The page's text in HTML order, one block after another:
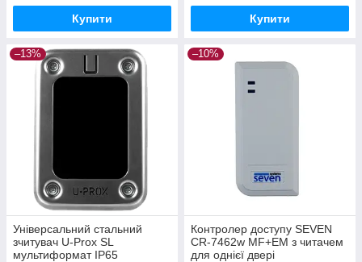
Купити Купити
–13%
Універсальний стальний
зчитувач U-Prox SL
мультиформат IP65
–10%
Контролер доступу SEVEN
CR-7462w MF+EM з читачем
для однієї двері